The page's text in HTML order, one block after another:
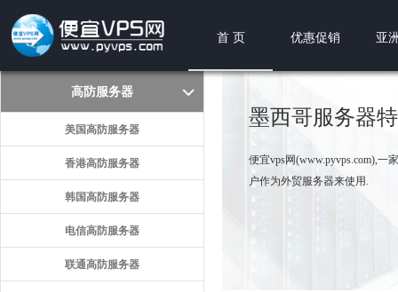
首 页 优惠促销 亚
高防服务器
美国高防服务器
香港高防服务器
韩国高防服务器
电信高防服务器
联通高防服务器
墨西哥服务器
便宜vps网(www.pyvps.com),
户作为外贸服务器来使用.